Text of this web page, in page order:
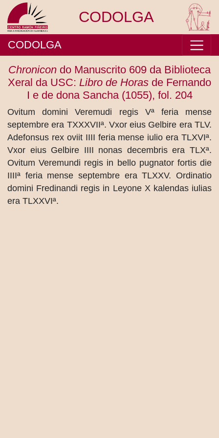
CODOLGA
CODOLGA
Chronicon do Manuscrito 609 da Biblioteca
Xeral da USC: Libro de Horas de Fernando
I e de dona Sancha (1055), fol. 204
Ovitum domini Veremudi regis Vª feria mense
septembre era TXXXVIIª. Vxor eius Gelbire era TLV.
Adefonsus rex oviit IIII feria mense iulio era TLXVIª.
Vxor eius Gelbire IIII nonas decembris era TLXª.
Ovitum Veremundi regis in bello pugnator fortis die
IIIIª feria mense septembre era TLXXV. Ordinatio
domini Fredinandi regis in Leyone X kalendas iulias
era TLXXVIª.